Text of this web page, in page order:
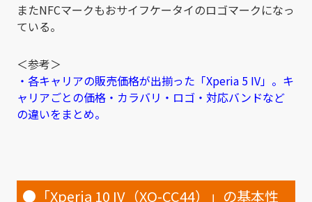
またNFCマークもおサイフケータイのロゴマークになっ
ている。
＜参考＞
・各キャリアの販売価格が出揃った「Xperia 5 IV」。キ
ャリアごとの価格・カラバリ・ロゴ・対応バンドなど
の違いをまとめ。
●「Xperia 10 IV（XQ-CC44）」の基本性